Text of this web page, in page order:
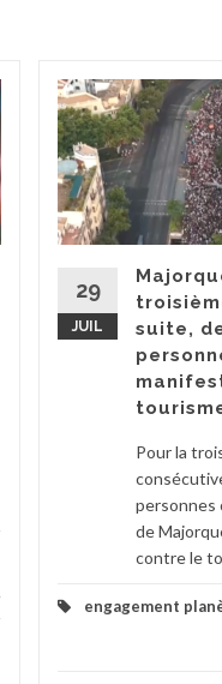
29
JUIL
suite,
Pour la
personnes
de
contre le
engagement